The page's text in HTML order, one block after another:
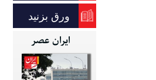
ورق بزنید
ایران عصر